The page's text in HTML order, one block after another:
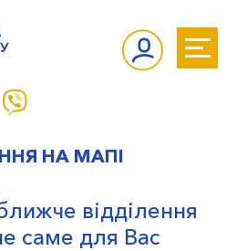
НА МАПІ
відділення
саме для Вас